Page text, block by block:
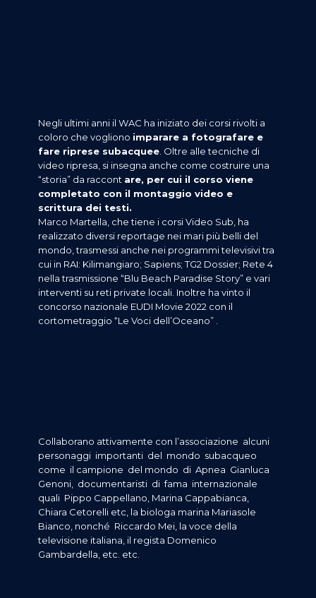
Negli ultimi anni il WAC ha iniziato dei corsi rivolti a
coloro che vogliono imparare a fotografare e
fare riprese subacquee . Oltre alle tecniche di
video ripresa, si insegna anche come costruire una
“storia” da raccont are, per cui il corso viene
completato con il montaggio video e
scrittura dei testi.
Marco Martella, che tiene i corsi Video Sub, ha
realizzato diversi reportage nei mari più belli del
mondo, trasmessi anche nei programmi televisivi tra
cui in RAI: Kilimangiaro; Sapiens; TG2 Dossier; Rete 4
nella trasmissione “Blu Beach Paradise Story” e vari
interventi su reti private locali. Inoltre ha vinto il
concorso nazionale EUDI Movie 2022 con il
cortometraggio “Le Voci dell’Oceano” .
Collaborano attivamente con l’associazione alcuni
personaggi importanti del mondo subacqueo
come il campione del mondo di Apnea Gianluca
Genoni, documentaristi di fama internazionale
quali Pippo Cappellano, Marina Cappabianca,
Chiara Cetorelli etc, la biologa marina Mariasole
Bianco, nonché Riccardo Mei, la voce della
televisione italiana, il regista Domenico
Gambardella, etc. etc.